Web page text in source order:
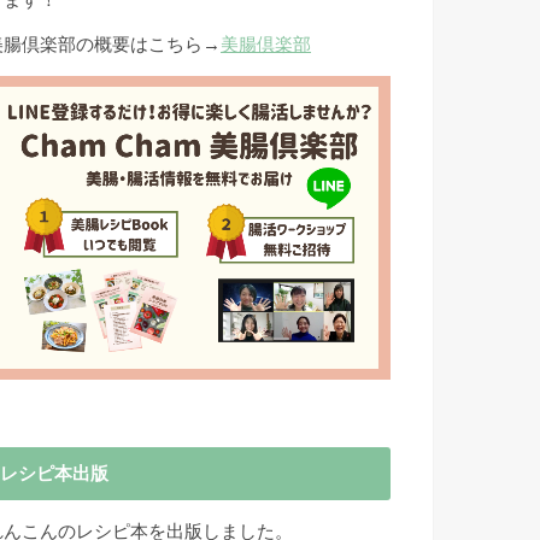
腸倶楽部の概要はこちら→ 美腸倶楽部
レシピ本出版
こんのレシピ本を出版しました。